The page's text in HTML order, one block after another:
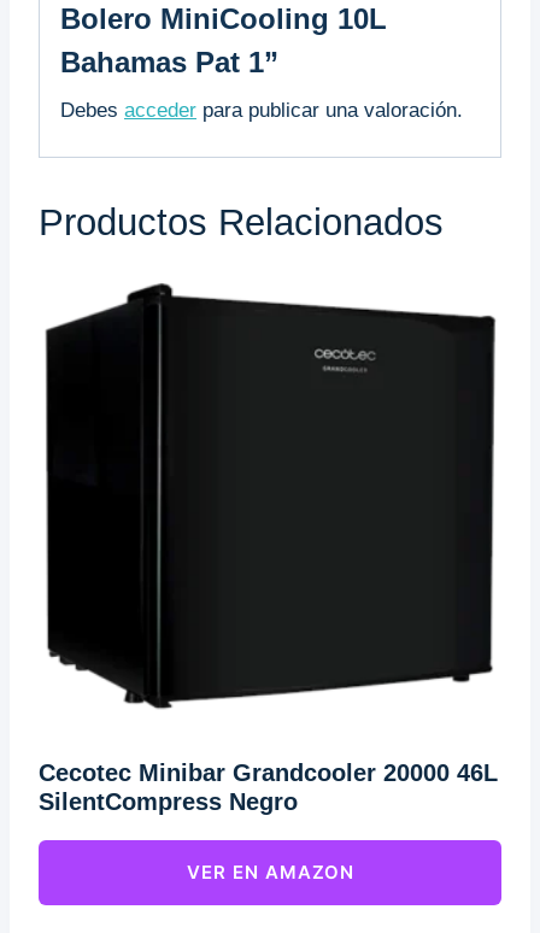
Bolero MiniCooling 10L
Bahamas Pat 1”
Debes acceder para publicar una valoración.
Productos Relacionados
Cecotec Minibar Grandcooler 20000 46L
SilentCompress Negro
VER EN AMAZON